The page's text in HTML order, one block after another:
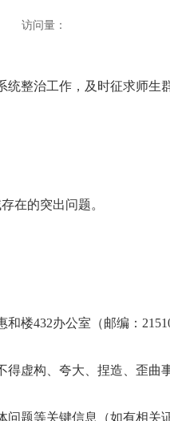
访问量：
整治工作，及时征求师生
在的突出问题。
楼432办公室（邮编：
虚构、夸大、捏造、歪曲
题等关键信息（如有相关